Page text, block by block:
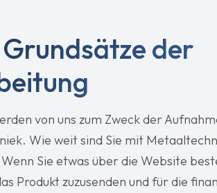
der
von uns zum Zweck der
Wie weit sind Sie mit
Sie etwas über die Website
Produkt zuzusenden und für die